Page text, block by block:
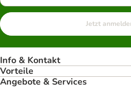
Jetzt
Info & Kontakt
Vorteile
Angebote & Services